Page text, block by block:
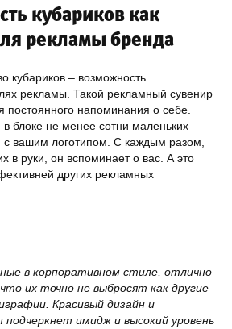
кубариков как
рекламы бренда
кубариков – возможность
рекламы. Такой рекламный сувенир
постоянного напоминания о себе.
в блоке не менее сотни маленьких
с вашим логотипом. С каждым разом,
в руки, он вспоминает о вас. А это
других рекламных
в корпоративном стиле, отлично
их точно не выбросят как другие
Красивый дизайн и
подчеркнет имидж и высокий уровень